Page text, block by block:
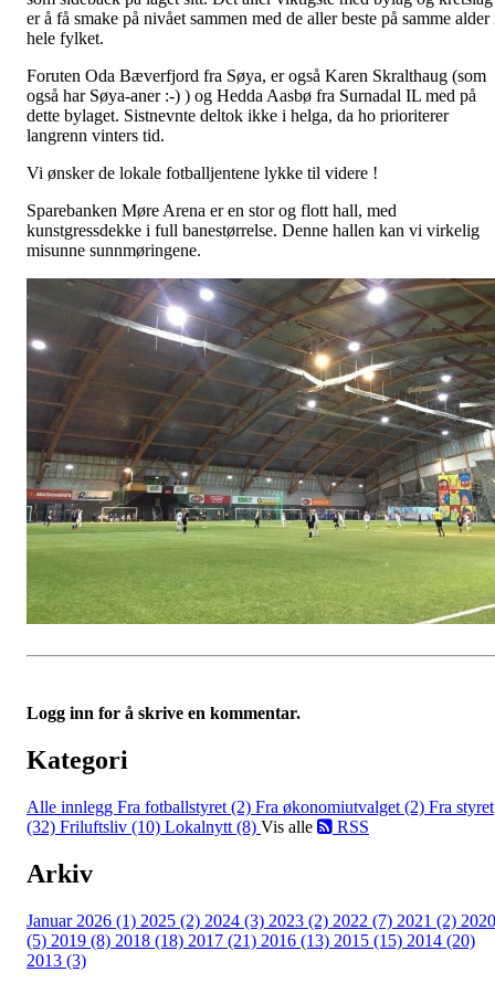
er å få smake på nivået sammen med de aller beste på samme alder
hele fylket.
Foruten Oda Bæverfjord fra Søya, er også Karen Skralthaug (som
også har Søya-aner :-) ) og Hedda Aasbø fra Surnadal IL med på
dette bylaget. Sistnevnte deltok ikke i helga, da ho prioriterer
langrenn vinters tid.
Vi ønsker de lokale fotballjentene lykke til videre !
Sparebanken Møre Arena er en stor og flott hall, med
kunstgressdekke i full banestørrelse. Denne hallen kan vi virkelig
misunne sunnmøringene.
Logg inn for å skrive en kommentar.
Kategori
Alle innlegg Fra fotballstyret (2) Fra økonomiutvalget (2) Fra styret
(32) Friluftsliv (10) Lokalnytt (8) Vis alle RSS
Arkiv
Januar 2026 (1) 2025 (2) 2024 (3) 2023 (2) 2022 (7) 2021 (2) 2020
(5) 2019 (8) 2018 (18) 2017 (21) 2016 (13) 2015 (15) 2014 (20)
2013 (3)